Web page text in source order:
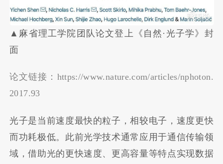
▲麻省理工学院团队论文登上《自然·光子学》封
面
论文链接： https://www.nature.com/articles/nphoton.
2017.93
光子是当前速度最快的粒子，相较电子，速度更快
而功耗极低。此前光学技术通常应用于通信传输领
域，借助光的更快速度、更高容量等特点实现数据